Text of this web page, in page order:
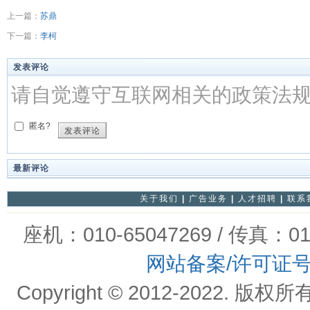
上一篇： 苏鼎
下一篇： 李柯
发表评论
请自觉遵守互联网相关的政策法
匿名?
发表评论
最新评论
关于我们 广告业务 人才招聘 联系
座机：010-65047269 / 传真：
网站备案/许可证
Copyright © 2012-2022. 版权所